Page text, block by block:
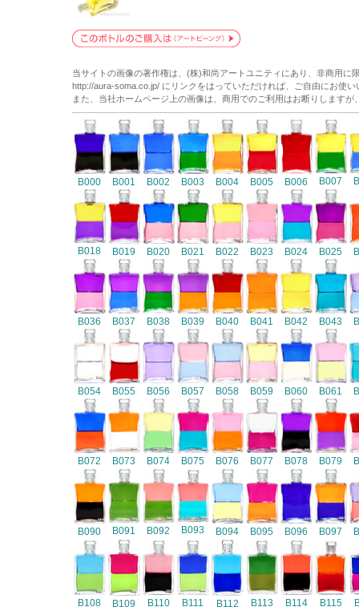
当サイトの画像の著作権は、(株)和尚アートユニティにあり、非商用
http://aura-soma.co.jp/ にリンクをはっていただければ、ご自由にお使い
また、当社ホームページ上の画像は、商用でのご利用はお断りします
B000 B001 B002 B003 B004 B005 B006 B007
B018 B019 B020 B021 B022 B023 B024 B025
B036 B037 B038 B039 B040 B041 B042 B043
B054 B055 B056 B057 B058 B059 B060 B061
B072 B073 B074 B075 B076 B077 B078 B079
B090 B091 B092 B093 B094 B095 B096 B097
B108 B109 B110 B111 B112 B113 B114 B115